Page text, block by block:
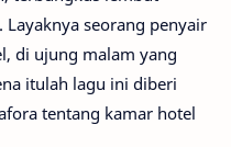
seorang penyair
di ujung malam yang
itulah lagu ini diberi
tentang kamar hotel